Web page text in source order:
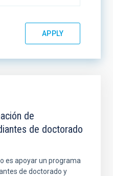
de
de doctorado
es apoyar un programa
de doctorado y